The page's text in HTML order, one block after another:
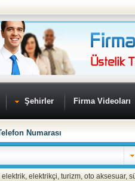
Şehirler Firma Videoları
Numarası
elektrik, elektrikçi, turizm, oto aksesuar,